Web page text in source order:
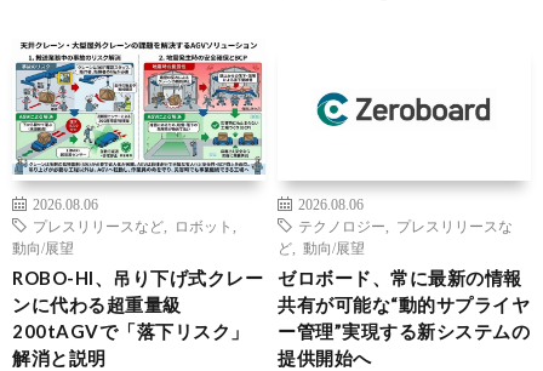
2026.08.06
プレスリリースなど
ロボット
動向/展望
ROBO-HI、吊り下げ式クレー
ンに代わる超重量級
200tAGVで「落下リスク」
解消と説明
2026.08.06
テクノロジー
プレスリリースな
ど
動向/展望
ゼロボード、常に最新の情報
共有が可能な“動的サプライヤ
ー管理”実現する新システムの
提供開始へ